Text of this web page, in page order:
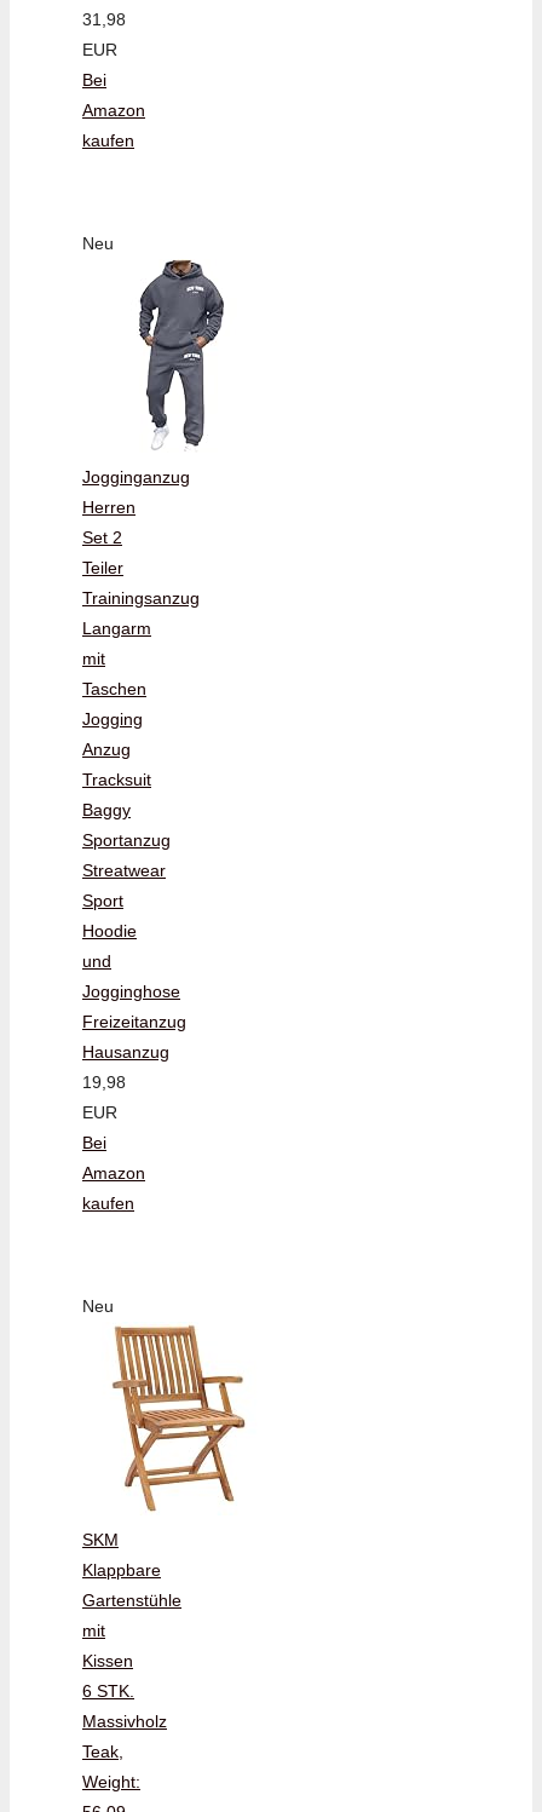
31,98
EUR
Bei
Amazon
kaufen
Neu
Jogginganzug
Herren
Set 2
Teiler
Trainingsanzug
Langarm
mit
Taschen
Jogging
Anzug
Tracksuit
Baggy
Sportanzug
Streatwear
Sport
Hoodie
und
Jogginghose
Freizeitanzug
Hausanzug
19,98
EUR
Bei
Amazon
kaufen
Neu
SKM
Klappbare
Gartenstühle
mit
Kissen
6 STK.
Massivholz
Teak,
Weight: